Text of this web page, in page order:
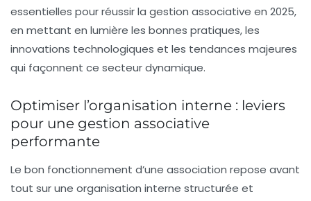
essentielles pour réussir la gestion associative en 2025,
en mettant en lumière les bonnes pratiques, les
innovations technologiques et les tendances majeures
qui façonnent ce secteur dynamique.
Optimiser l’organisation interne : leviers
pour une gestion associative
performante
Le bon fonctionnement d’une association repose avant
tout sur une organisation interne structurée et